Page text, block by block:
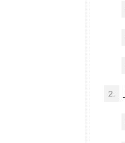
2.